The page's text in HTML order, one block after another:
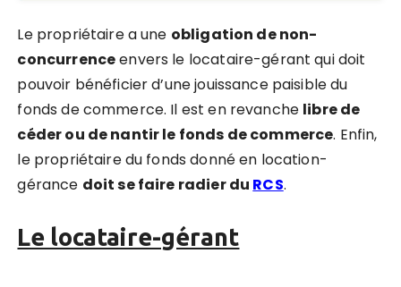
Le propriétaire a une obligation de non-
concurrenceenvers le locataire-gérant qui doit
pouvoir bénéficier d’une jouissance paisible du
fonds de commerce. Il est en revanche libre de
céder ou de nantir le fonds de commerce. Enfin,
le propriétaire du fonds donné en location-
gérance doit se faire radier du RCS.
Le locataire-gérant